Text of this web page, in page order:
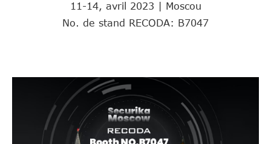
11-14, avril 2023 | Moscou
No. de stand RECODA: B7047